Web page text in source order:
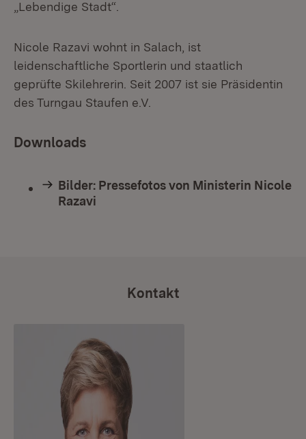
„Lebendige Stadt“.
Nicole Razavi wohnt in Salach, ist
leidenschaftliche Sportlerin und staatlich
geprüfte Skilehrerin. Seit 2007 ist sie Präsidentin
des Turngau Staufen e.V.
Downloads
Bilder: Pressefotos von Ministerin Nicole
Razavi
Kontakt